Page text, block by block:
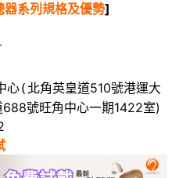
系列規格及優勢]
心( 北角英皇道510號港運大
號旺角中心一期1422室)